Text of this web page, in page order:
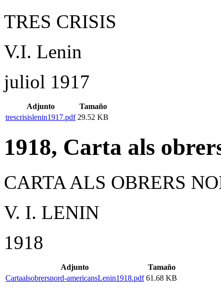
TRES CRISIS
V.I. Lenin
juliol 1917
Adjunto
Tamaño
trescrisislenin1917.pdf 29.52 KB
1918, Carta als
CARTA ALS OBRERS
V. I. LENIN
1918
Adjunto
Tamaño
Cartaalsobrersnord-americansLenin1918.pdf 61.68 KB